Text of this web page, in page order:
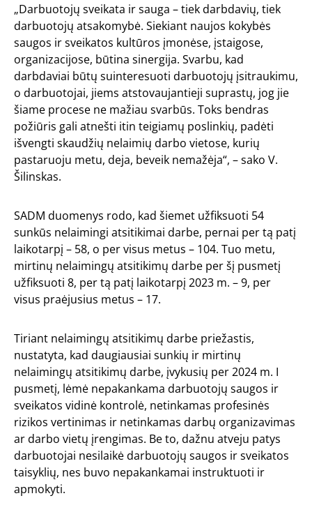
„Darbuotojų sveikata ir sauga – tiek darbdavių, tiek
darbuotojų atsakomybė. Siekiant naujos kokybės
saugos ir sveikatos kultūros įmonėse, įstaigose,
organizacijose, būtina sinergija. Svarbu, kad
darbdaviai būtų suinteresuoti darbuotojų įsitraukimu,
o darbuotojai, jiems atstovaujantieji suprastų, jog jie
šiame procese ne mažiau svarbūs. Toks bendras
požiūris gali atnešti itin teigiamų poslinkių, padėti
išvengti skaudžių nelaimių darbo vietose, kurių
pastaruoju metu, deja, beveik nemažėja“, – sako V.
Šilinskas.
SADM duomenys rodo, kad šiemet užfiksuoti 54
sunkūs nelaimingi atsitikimai darbe, pernai per tą patį
laikotarpį – 58, o per visus metus – 104. Tuo metu,
mirtinų nelaimingų atsitikimų darbe per šį pusmetį
užfiksuoti 8, per tą patį laikotarpį 2023 m. – 9, per
visus praėjusius metus – 17.
Tiriant nelaimingų atsitikimų darbe priežastis,
nustatyta, kad daugiausiai sunkių ir mirtinų
nelaimingų atsitikimų darbe, įvykusių per 2024 m. I
pusmetį, lėmė nepakankama darbuotojų saugos ir
sveikatos vidinė kontrolė, netinkamas profesinės
rizikos vertinimas ir netinkamas darbų organizavimas
ar darbo vietų įrengimas. Be to, dažnu atveju patys
darbuotojai nesilaikė darbuotojų saugos ir sveikatos
taisyklių, nes buvo nepakankamai instruktuoti ir
apmokyti.